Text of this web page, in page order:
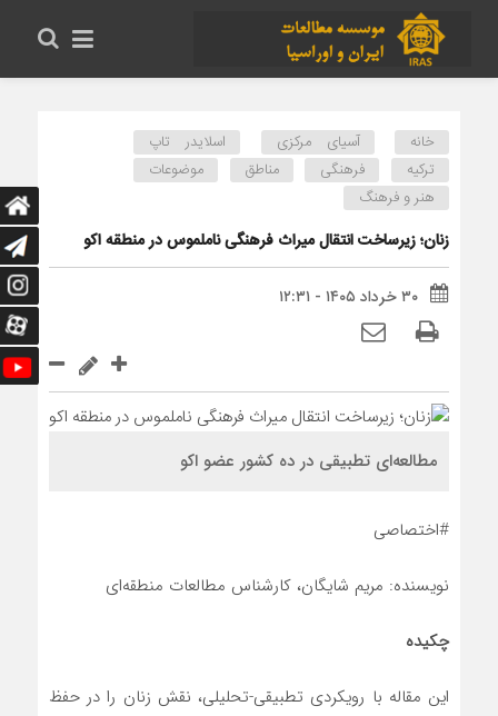
خانه آسیای مرکزی
اسلایدر تاپ
ترکیه
فرهنگی مناطق
موضوعات
هنر و فرهنگ
زنان؛ زیرساخت انتقال میراث فرهنگی ناملموس در منطقه اکو
۳۰ خرداد ۱۴۰۵ - ۱۲:۳۱
مطالعه‌ای تطبیقی در ده کشور عضو اکو
#اختصاصی
نویسنده: مریم شایگان، کارشناس مطالعات منطقه‌ای
چکیده
این مقاله با رویکردی تطبیقی-تحلیلی، نقش زنان را در حفظ